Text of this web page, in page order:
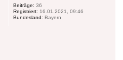
Beiträge: 36
Registriert: 16.01.2021, 09:46
Bundesland: Bayern